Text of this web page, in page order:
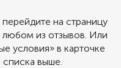
на страницу
любом из отзывов. Или
условия» в карточке
выше.